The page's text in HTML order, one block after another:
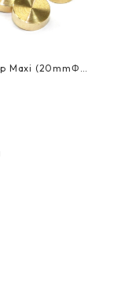
Maxi (20mmΦ×
スイングチップ